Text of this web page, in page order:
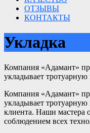
ОТЗЫВЫ
КОНТАКТЫ
Укладка
Компания «Адамант»
укладывает тротуарную
Компания «Адамант»
укладывает тротуарную
клиента. Наши мастера
соблюдением всех